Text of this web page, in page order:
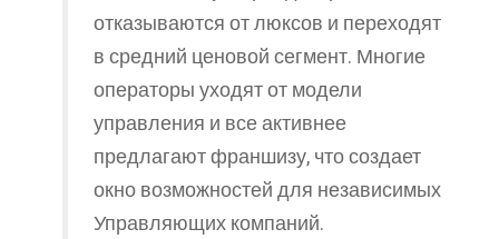
отказываются от люксов и переходят
в средний ценовой сегмент. Многие
операторы уходят от модели
управления и все активнее
предлагают франшизу, что создает
окно возможностей для независимых
Управляющих компаний.